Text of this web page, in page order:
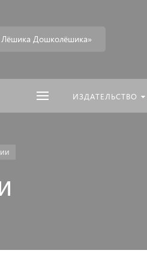
Лёшика Дошколёшика»
ИЗДАТЕЛЬСТВО